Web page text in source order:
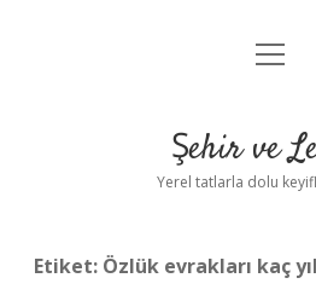
Anasayfa
Yasal
menüyü
Şehir ve
Yerel tatlarla dolu
Etiket: Özlük evrakları kaç